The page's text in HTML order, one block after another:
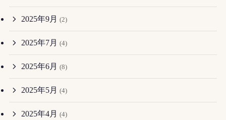
2025年9月 (2)
2025年7月 (4)
2025年6月 (8)
2025年5月 (4)
2025年4月 (4)